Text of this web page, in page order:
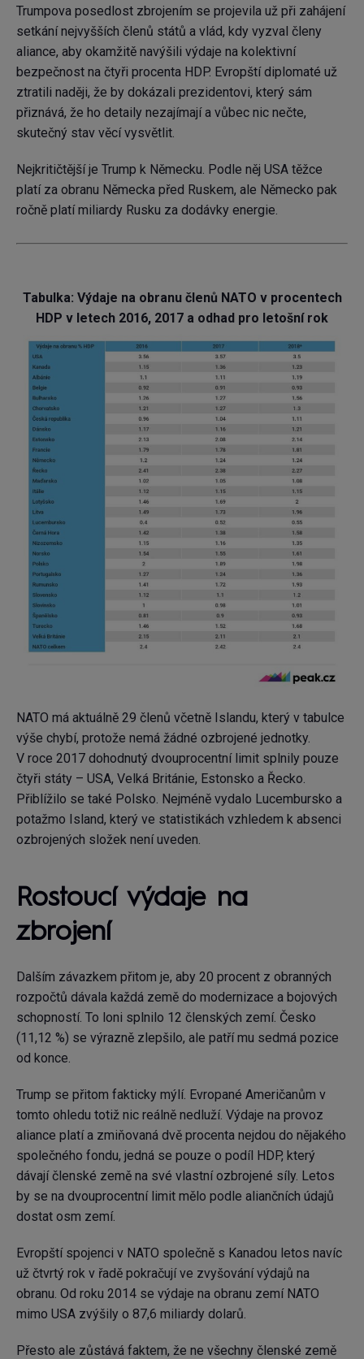
Trumpova posedlost zbrojením se projevila už při zahájení
setkání nejvyšších členů států a vlád, kdy vyzval členy
aliance, aby okamžitě navýšili výdaje na kolektivní
bezpečnost na čtyři procenta HDP. Evropští diplomaté už
ztratili naději, že by dokázali prezidentovi, který sám
přiznává, že ho detaily nezajímají a vůbec nic nečte,
skutečný stav věcí vysvětlit.
Nejkritičtější je Trump k Německu. Podle něj USA těžce
platí za obranu Německa před Ruskem, ale Německo pak
ročně platí miliardy Rusku za dodávky energie.
Tabulka: Výdaje na obranu členů NATO v procentech
HDP v letech 2016, 2017 a odhad pro letošní rok
NATO má aktuálně 29 členů včetně Islandu, který v tabulce
výše chybí, protože nemá žádné ozbrojené jednotky.
V roce 2017 dohodnutý dvouprocentní limit splnily pouze
čtyři státy – USA, Velká Británie, Estonsko a Řecko.
Přiblížilo se také Polsko. Nejméně vydalo Lucembursko a
potažmo Island, který ve statistikách vzhledem k absenci
ozbrojených složek není uveden.
Rostoucí výdaje na
zbrojení
Dalším závazkem přitom je, aby 20 procent z obranných
rozpočtů dávala každá země do modernizace a bojových
schopností. To loni splnilo 12 členských zemí. Česko
(11,12 %) se výrazně zlepšilo, ale patří mu sedmá pozice
od konce.
Trump se přitom fakticky mýlí. Evropané Američanům v
tomto ohledu totiž nic reálně nedluží. Výdaje na provoz
aliance platí a zmiňovaná dvě procenta nejdou do nějakého
společného fondu, jedná se pouze o podíl HDP, který
dávají členské země na své vlastní ozbrojené síly. Letos
by se na dvouprocentní limit mělo podle aliančních údajů
dostat osm zemí.
Evropští spojenci v NATO společně s Kanadou letos navíc
už čtvrtý rok v řadě pokračují ve zvyšování výdajů na
obranu. Od roku 2014 se výdaje na obranu zemí NATO
mimo USA zvýšily o 87,6 miliardy dolarů.
Přesto ale zůstává faktem, že ne všechny členské země